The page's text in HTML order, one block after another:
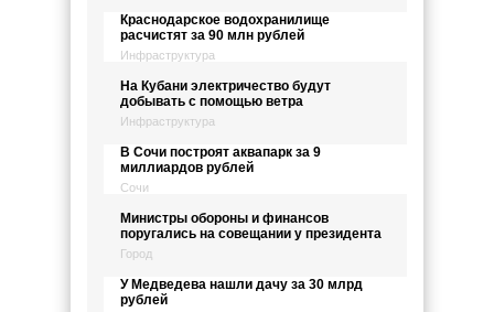
Краснодарское водохранилище
расчистят за 90 млн рублей
Инфраструктура
На Кубани электричество будут
добывать с помощью ветра
Инфраструктура
В Сочи построят аквапарк за 9
миллиардов рублей
Сочи
Министры обороны и финансов
поругались на совещании у президента
Город
У Медведева нашли дачу за 30 млрд
рублей